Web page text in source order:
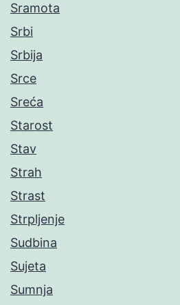
Sramota
Srbi
Srbija
Srce
Sreća
Starost
Stav
Strah
Strast
Strpljenje
Sudbina
Sujeta
Sumnja